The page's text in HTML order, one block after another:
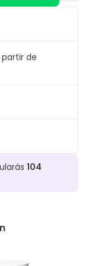
de
104